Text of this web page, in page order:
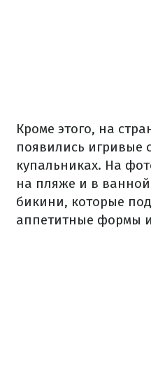
Кроме этого, на
появились игривые
купальниках. На
на пляже и в
бикини, которые
аппетитные формы